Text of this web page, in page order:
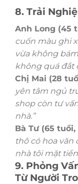
8. Trải
Anh Long (45
cuốn màu ghi
vừa không
không quá đắt
Chị Mai (28
yên tâm ngủ
shop còn tư
nhà.”
Bà Tư (65 tuổi,
thô có hoa văn
nhà tôi mặt
9. Phỏng
Từ Người